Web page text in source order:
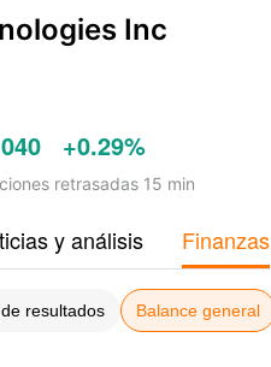
Inc
+0.29%
retrasadas 15 min
y análisis Finanzas
resultados Balance general